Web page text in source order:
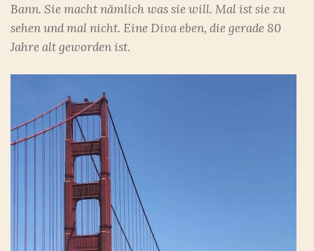
Bann. Sie macht nämlich was sie will. Mal ist sie zu
sehen und mal nicht. Eine Diva eben, die gerade 80
Jahre alt geworden ist.